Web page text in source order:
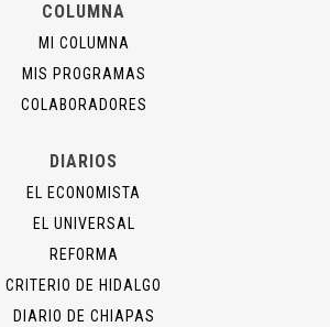
COLUMNA
MI COLUMNA
MIS PROGRAMAS
COLABORADORES
DIARIOS
EL ECONOMISTA
EL UNIVERSAL
REFORMA
CRITERIO DE HIDALGO
DIARIO DE CHIAPAS